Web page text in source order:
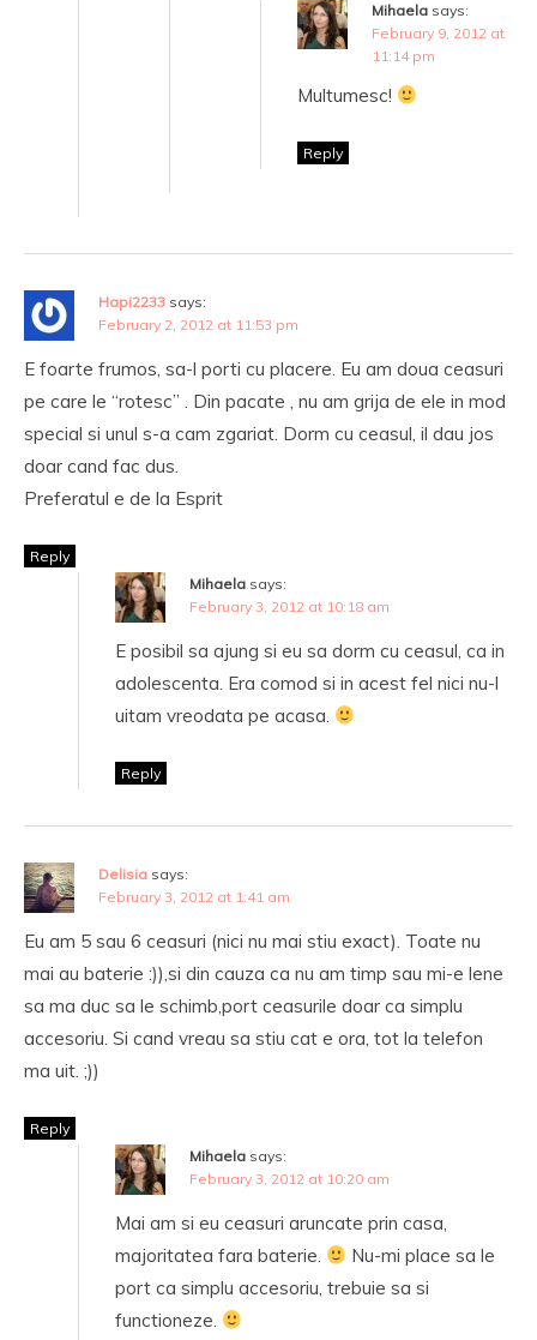
Mihaela says:
February 9, 2012 at
11:14 pm
Multumesc!
Reply
Hapi2233 says:
February 2, 2012 at 11:53 pm
E foarte frumos, sa-l porti cu placere. Eu am doua ceasuri
pe care le “rotesc” . Din pacate , nu am grija de ele in mod
special si unul s-a cam zgariat. Dorm cu ceasul, il dau jos
doar cand fac dus.
Preferatul e de la Esprit
Reply
Mihaela says:
February 3, 2012 at 10:18 am
E posibil sa ajung si eu sa dorm cu ceasul, ca in
adolescenta. Era comod si in acest fel nici nu-l
uitam vreodata pe acasa.
Reply
Delisia says:
February 3, 2012 at 1:41 am
Eu am 5 sau 6 ceasuri (nici nu mai stiu exact). Toate nu
mai au baterie :)),si din cauza ca nu am timp sau mi-e lene
sa ma duc sa le schimb,port ceasurile doar ca simplu
accesoriu. Si cand vreau sa stiu cat e ora, tot la telefon
ma uit. ;))
Reply
Mihaela says:
February 3, 2012 at 10:20 am
Mai am si eu ceasuri aruncate prin casa,
majoritatea fara baterie.
Nu-mi place sa le
port ca simplu accesoriu, trebuie sa si
functioneze.